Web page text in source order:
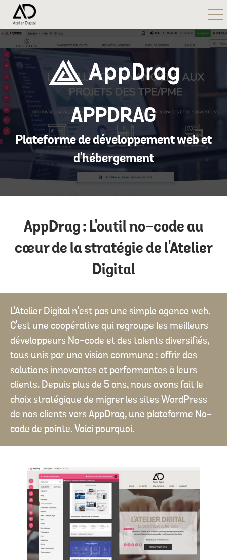
navigation
APPDRAG
Plateforme de développement web et
d'hébergement
AppDrag : L'outil no-code au
cœur de la stratégie de l'Atelier
Digital
L'Atelier Digital n'est pas une simple agence web.
C'est une coopérative qui regroupe les meilleurs
développeurs No-code et des talents diversifiés,
tous unis par une vision commune : offrir des
solutions innovantes et performantes à leurs
clients. Depuis plus de 5 ans, nous avons fait le
choix stratégique de migrer les sites WordPress
de nos clients vers AppDrag, une plateforme No-
code de pointe. Voici pourquoi.